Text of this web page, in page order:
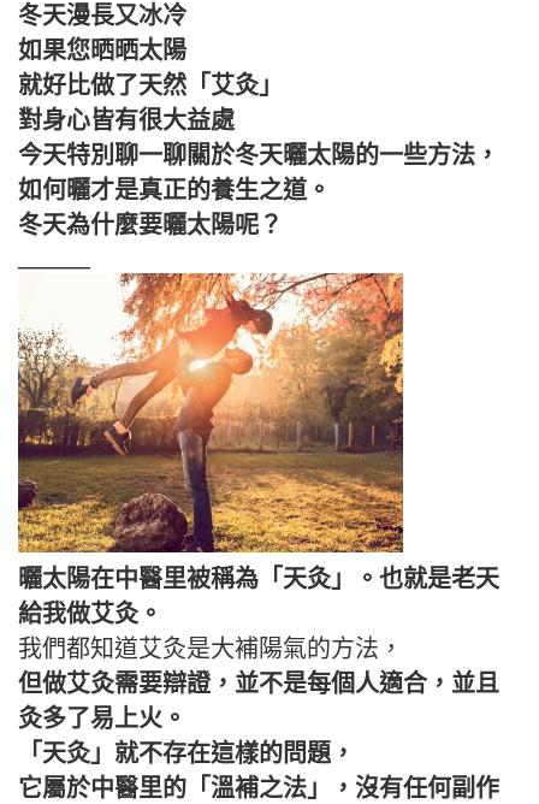
冬天漫長又冰冷
如果您晒晒太陽
就好比做了天然「艾灸」
對身心皆有很大益處
今天特別聊一聊關於冬天曬太陽的一些方法，
如何曬才是真正的養生之道。
冬天為什麼要曬太陽呢？
曬太陽在中醫里被稱為「天灸」。也就是老天
給我做艾灸。
我們都知道艾灸是大補陽氣的方法，
但做艾灸需要辯證，並不是每個人適合，並且
灸多了易上火。
「天灸」就不存在這樣的問題，
它屬於中醫里的「溫補之法」，沒有任何副作